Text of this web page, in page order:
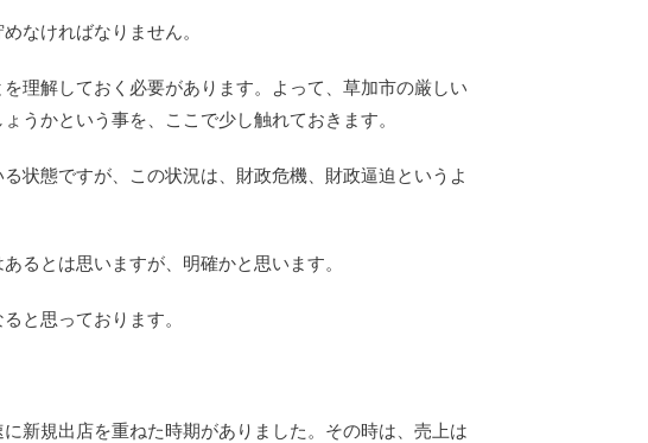
なければなりません。
理解しておく必要があります。よって、草加市の厳しい
うかという事を、ここで少し触れておきます。
状態ですが、この状況は、財政危機、財政逼迫というよ
るとは思いますが、明確かと思います。
と思っております。
新規出店を重ねた時期がありました。その時は、売上は